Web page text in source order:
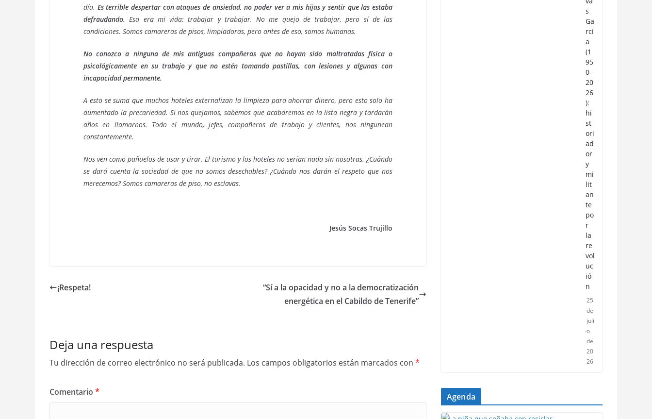
día. Es terrible despertar con ataques de ansiedad, no poder ver a mis hijas y sentir que las estaba
defraudando. Esa era mi vida: trabajar y trabajar. No me quejo de trabajar, pero sí de las
condiciones. Somos camareras de pisos, limpiadoras, pero antes de eso, somos humanas.
No conozco a ninguna de mis antiguas compañeras que no hayan sido maltratadas física o
psicológicamente en su trabajo y que no estén tomando pastillas, con lesiones y algunas con
incapacidad permanente.
A esto se suma que muchos hoteles externalizan la limpieza para ahorrar dinero, pero esto solo ha
aumentado la precariedad. Si nos quejamos, sabemos que acabaremos en la lista negra y tardarán
años en llamarnos. Todo el mundo, jefes, compañeros de trabajo y clientes, nos ningunean
constantemente.
Nos ven como pañuelos de usar y tirar. El turismo y los hoteles no serían nada sin nosotras. ¿Cuándo
se dará cuenta la sociedad de que no somos desechables? ¿Cuándo nos darán el respeto que nos
merecemos? Somos camareras de piso, no esclavas.
Jesús Socas Trujillo
¡Respeta!
“Sí a la opacidad y no a la democratización
energética en el Cabildo de Tenerife”
Deja una respuesta
Tu dirección de correo electrónico no será publicada. Los campos obligatorios están marcados con *
Comentario *
s
Ga
rcí
a
(1
95
0-
20
26
):
hi
st
ori
ad
or
y
mi
lit
an
te
po
r
la
re
vol
uc
ió
n
25
de
juli
o
de
20
26
Agenda